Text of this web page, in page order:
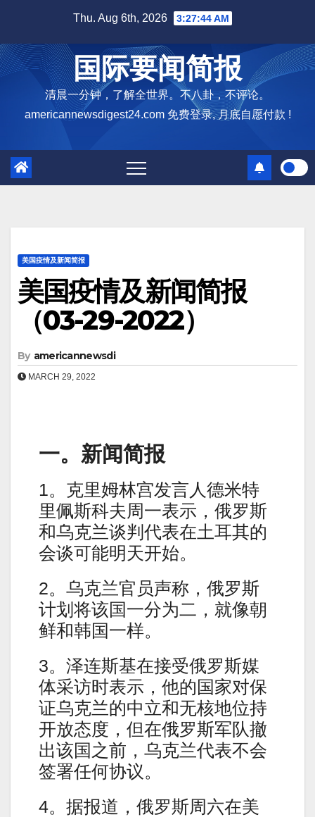
content
Thu. Aug 6th, 2026 3:27:45 AM
国际要闻简报
清晨一分钟，了解全世界。不八卦，不评论。
americannewsdigest24.com 免费登录, 月底自愿付款 !
美国疫情及新闻简报
美国疫情及新闻简报
（03-29-2022）
By americannewsdi
MARCH 29, 2022
一。新闻简报
1。克里姆林宫发言人德米特
里佩斯科夫周一表示，俄罗斯
和乌克兰谈判代表在土耳其的
会谈可能明天开始。
2。乌克兰官员声称，俄罗斯
计划将该国一分为二，就像朝
鲜和韩国一样。
3。泽连斯基在接受俄罗斯媒
体采访时表示，他的国家对保
证乌克兰的中立和无核地位持
开放态度，但在俄罗斯军队撤
出该国之前，乌克兰代表不会
签署任何协议。
4。据报道，俄罗斯周六在美